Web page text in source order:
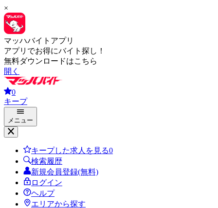
×
マッハバイトアプリ
アプリでお得にバイト探し！
無料ダウンロードはこちら
開く
0
キープ
メニュー
キープした求人を見る0
検索履歴
新規会員登録(無料)
ログイン
ヘルプ
エリアから探す